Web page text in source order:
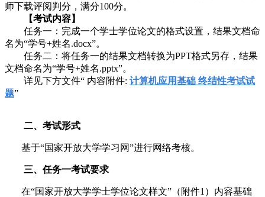
师下载评阅判分，满分100分。
【考试内容】
任务一：完成一个学士学位论文的格式设置，结果文档命
名为“学号+姓名.docx”。
任务二：将任务一的结果文档转换为PPT格式另存，结果
文档命名为“学号+姓名.pptx”。
详见下方文件“ 内容附件: 计算机应用基础 终结性考试试
题”
二、考试形式
基于“国家开放大学学习网”进行网络考核。
三、任务一考试要求
在“国家开放大学学士学位论文样文”（附件1 ）内容基础